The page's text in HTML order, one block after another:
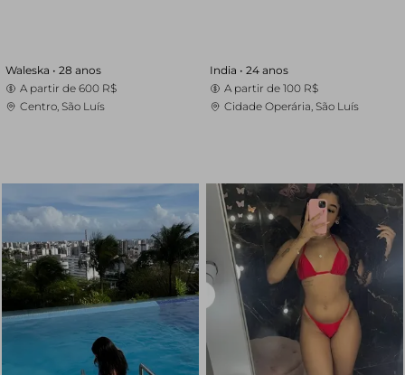
Waleska • 28 anos
A partir de 600 R$
Centro, São Luís
India • 24 anos
A partir de 100 R$
Cidade Operária, São Luís